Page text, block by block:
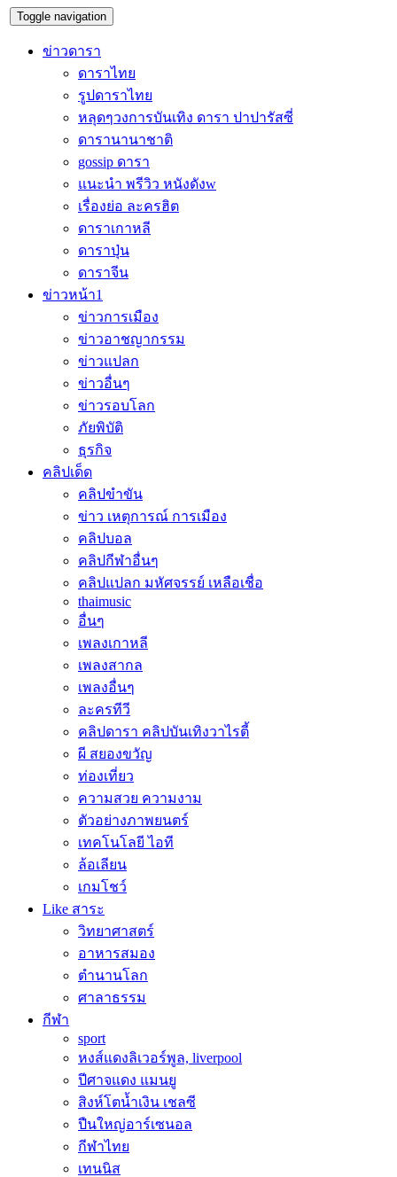
Toggle navigation
ข่าวดารา
ดาราไทย
รูปดาราไทย
หลุดๆวงการบันเทิง ดารา ปาปารัสซี่
ดารานานาชาติ
gossip ดารา
แนะนำ พรีวิว หนังดังw
เรื่องย่อ ละครฮิต
ดาราเกาหลี
ดาราปุ่น
ดาราจีน
ข่าวหน้า1
ข่าวการเมือง
ข่าวอาชญากรรม
ข่าวแปลก
ข่าวอื่นๆ
ข่าวรอบโลก
ภัยพิบัติ
ธุรกิจ
คลิปเด็ด
คลิปขำขัน
ข่าว เหตุการณ์ การเมือง
คลิปบอล
คลิปกีฬาอื่นๆ
คลิปแปลก มหัศจรรย์ เหลือเชื่อ
thaimusic
อื่นๆ
เพลงเกาหลี
เพลงสากล
เพลงอื่นๆ
ละครทีวี
คลิปดารา คลิปบันเทิงวาไรตี้
ผี สยองขวัญ
ท่องเที่ยว
ความสวย ความงาม
ตัวอย่างภาพยนตร์
เทคโนโลยี ไอที
ล้อเลียน
เกมโชว์
Like สาระ
วิทยาศาสตร์
อาหารสมอง
ตำนานโลก
ศาลาธรรม
กีฬา
sport
หงส์แดงลิเวอร์พูล, liverpool
ปีศาจแดง แมนยู
สิงห์โตน้ำเงิน เชลซี
ปืนใหญ่อาร์เซนอล
กีฬาไทย
เทนนิส